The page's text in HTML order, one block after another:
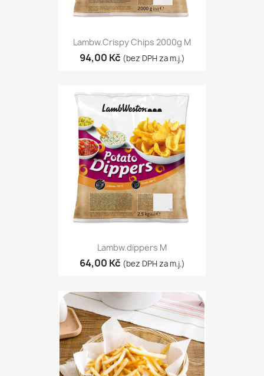
Lambw.Crispy Chips 2000g M
94,00 Kč (bez DPH za m.j.)
Lambw.dippers M
64,00 Kč (bez DPH za m.j.)